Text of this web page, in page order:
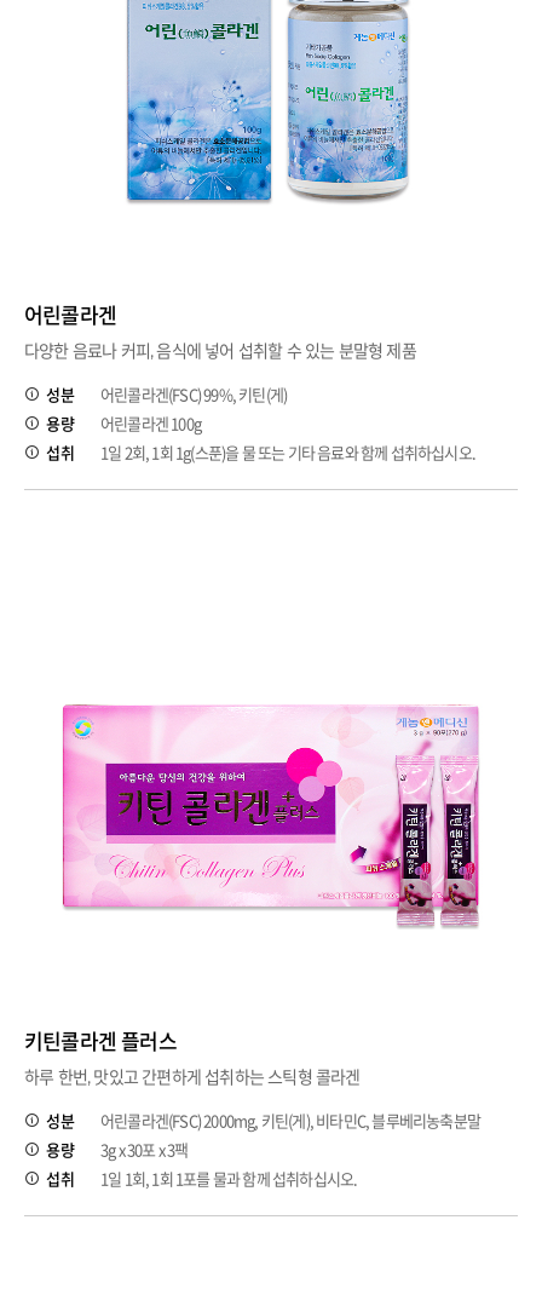
어린콜라겐
다양한 음료나 커피, 음식에 넣어 섭취할 수 있는 분말형 제품
성분
어린콜라겐(FSC) 99%, 키틴(게)
용량
어린콜라겐 100g
섭취
1일 2회, 1회 1g(스푼)을 물 또는 기타 음료와 함께 섭취하십시오.
키틴콜라겐 플러스
하루 한번, 맛있고 간편하게 섭취하는 스틱형 콜라겐
성분
어린콜라겐(FSC) 2000mg, 키틴(게), 비타민C, 블루베리농축분말
용량
3g x 30포 x 3팩
섭취
1일 1회, 1회 1포를 물과 함께 섭취하십시오.